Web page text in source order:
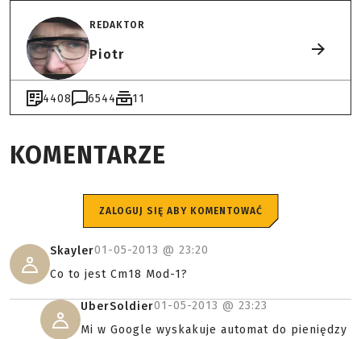
REDAKTOR
Piotr
4408 6544 11
KOMENTARZE
ZALOGUJ SIĘ ABY KOMENTOWAĆ
Skayler01-05-2013 @ 23:20
Co to jest Cm18 Mod-1?
UberSoldier01-05-2013 @ 23:23
Mi w Google wyskakuje automat do pieniędzy